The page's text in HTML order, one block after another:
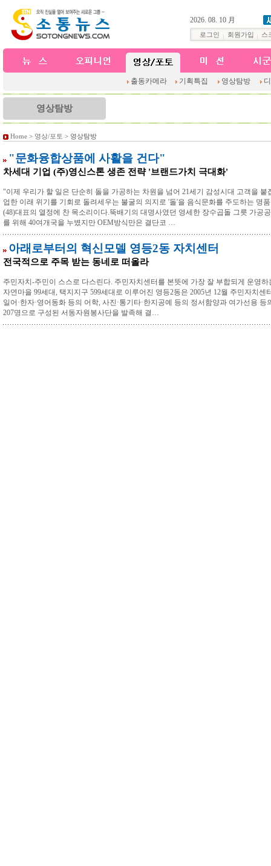
2026. 08. 10 月
로그인 회원가입 스
출동카메라 기획특집 영상탐방
영상탐방
Home > 영상/포토 > 영상탐방
"문화융합상품에 사활을 건다"
차세대 기업 (주)영신스톤 생존 전략 '브랜드가치 극대화'
"이제 우리가 할 일은 단순히 돌을 가공하는 차원을 넘어 21세기 감성시대 고객을
업한 이래 위기를 기회로 돌려세우는 불굴의 의지로 '돌'을 음식문화를 주도하는 명
(48)대표의 열정에 찬 목소리이다.뚝배기의 대명사였던 영세한 장수곱돌 그릇 가공
를 위해 40여개국을 누볐지만 OEM방식만은 결단코 …
아래로부터의 혁신모델 영등2동 자치센터
전국적으로 주목 받는 동네로 떠올라
주민자치-주민이 스스로 다스린다. 주민자치센터를 본뜻에 가장 잘 부합되게 운영
자연마을 99세대, 택지지구 599세대로 이루어진 영등2동은 2005년 12월 주민자치
일어·한자·영어동화 등의 어학, 사진·통기타·한지공예 등의 정서함양과 여가선용
207명으로 구성된 서동자원봉사단을 발족해 결…